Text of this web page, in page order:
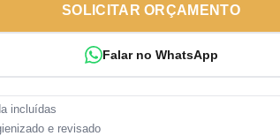
SOLICITAR ORÇAMENTO
Falar no WhatsApp
incluídas
e revisado